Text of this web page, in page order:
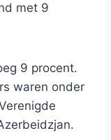
met 9
9 procent.
waren onder